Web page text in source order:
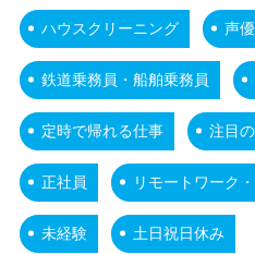
ハウスクリーニング 声
鉄道乗務員・船舶乗務員
定時で帰れる仕事 注目
正社員 リモートワーク
未経験 土日祝日休み